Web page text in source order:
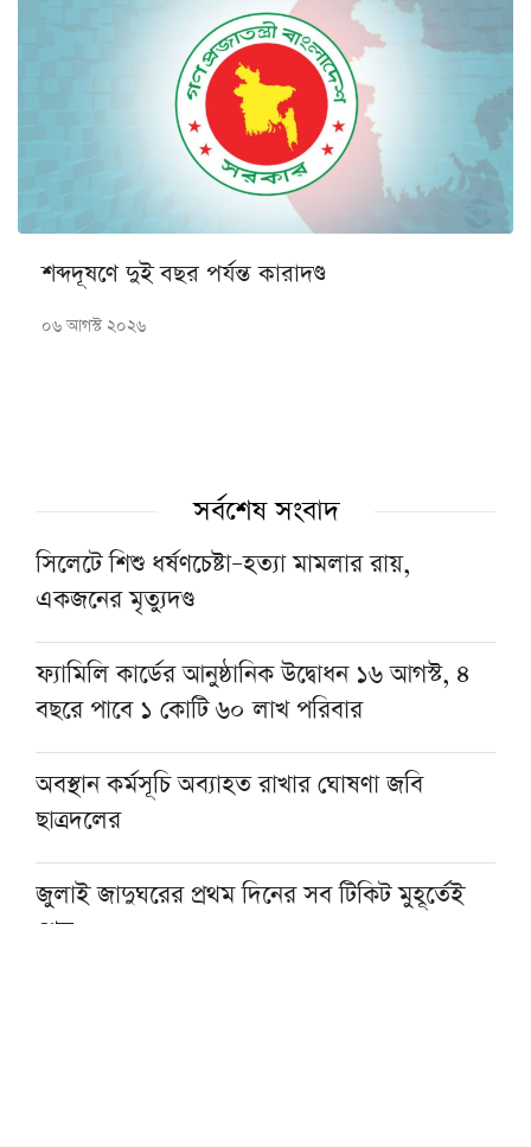
শব্দদূষণে দুই বছর পর্যন্ত কারাদণ্ড
০৬ আগস্ট ২০২৬
সর্বশেষ সংবাদ
সিলেটে শিশু ধর্ষণচেষ্টা–হত্যা মামলার রায়,
একজনের মৃত্যুদণ্ড
ফ্যামিলি কার্ডের আনুষ্ঠানিক উদ্বোধন ১৬ আগস্ট, ৪
বছরে পাবে ১ কোটি ৬০ লাখ পরিবার
অবস্থান কর্মসূচি অব্যাহত রাখার ঘোষণা জবি
ছাত্রদলের
জুলাই জাদুঘরের প্রথম দিনের সব টিকিট মুহূর্তেই
শেষ